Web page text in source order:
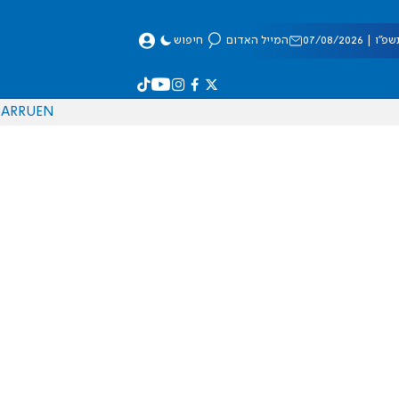
08/2026 המייל האדום חיפוש
EN
RU
AR